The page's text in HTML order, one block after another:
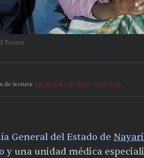
Torres
de lectura 2 de julio de 2026 · 02:10 p.m.
General del Estado de
y una unidad médica